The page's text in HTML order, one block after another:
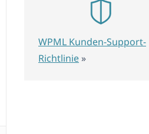
WPML Kunden-Support-
Richtlinie »